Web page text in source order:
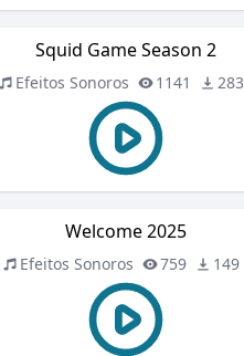
Squid Game Season 2
Efeitos Sonoros 1141 283
Welcome 2025
Efeitos Sonoros 759 149